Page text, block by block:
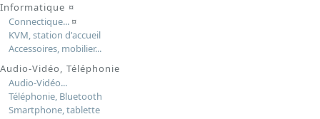
Informatique ¤
Connectique...¤
KVM, station d'accueil
Accessoires, mobilier...
Audio-Vidéo, Téléphonie
Audio-Vidéo...
Téléphonie, Bluetooth
Smartphone, tablette